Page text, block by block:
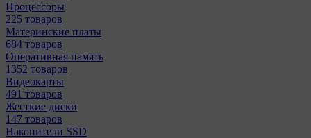
Процессоры
225 товаров
Материнcкие платы
684 товаров
Оперативная память
1352 товаров
Видеокарты
491 товаров
Жесткие диски
147 товаров
Накопители SSD